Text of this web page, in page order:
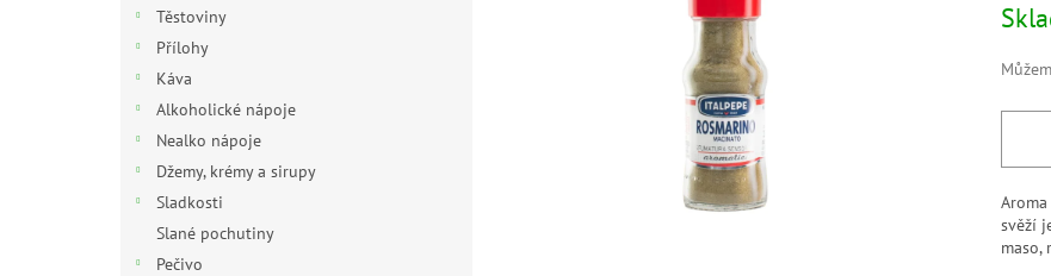
Těstoviny
Přílohy
Káva
Alkoholické nápoje
Nealko nápoje
Džemy, krémy a sirupy
Sladkosti
Slané pochutiny
Pečivo
svěží
maso,